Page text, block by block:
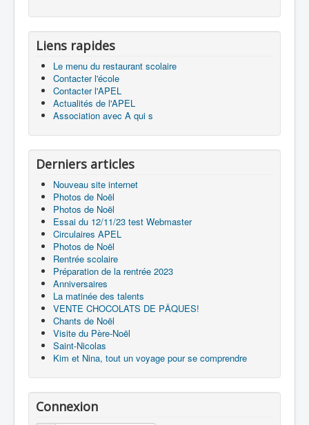
Les associations
Liens rapides
Le menu du restaurant scolaire
Contacter l'école
Contacter l'APEL
Actualités de l'APEL
Association avec A qui s
Derniers articles
Nouveau site internet
Photos de Noël
Photos de Noël
Essai du 12/11/23 test Webmaster
Circulaires APEL
Photos de Noël
Rentrée scolaire
Préparation de la rentrée 2023
Anniversaires
La matinée des talents
VENTE CHOCOLATS DE PÂQUES!
Chants de Noël
Visite du Père-Noël
Saint-Nicolas
Kim et Nina, tout un voyage pour se comprendre
Connexion